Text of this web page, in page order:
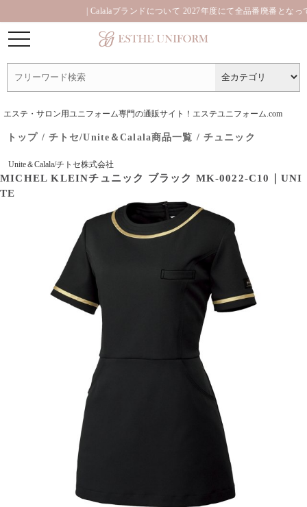
| Calalaブランドについて 2027年度にて全品番廃番となってお
エステ・サロン用ユニフォーム専門の通販サイト！エステユニフォーム.com
トップ / チトセ/Unite＆Calala商品一覧 / チュニック
Unite＆Calala/チトセ株式会社
MICHEL KLEINチュニック ブラック MK-0022-C10｜UNI
TE